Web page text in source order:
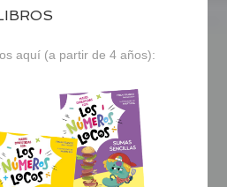
aquí (a partir de 4 años):